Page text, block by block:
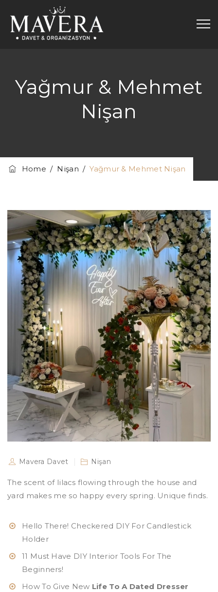
Yağmur & Mehmet
Nişan
Home / Nişan /Yağmur & Mehmet Nişan
Mavera Davet Nişan
The scent of lilacs flowing through the house and
yard makes me so happy every spring. Unique finds.
Hello There! Checkered DIY For Candlestick
Holder
11 Must Have DIY Interior Tools For The
Beginners!
How To Give New Life To A Dated Dresser